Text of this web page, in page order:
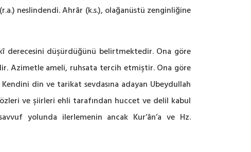
neslindendi. Ahrâr (k.s.), olağanüstü zenginliğine
derecesini düşürdüğünü belirtmektedir. Ona göre
Azimetle ameli, ruhsata tercih etmiştir. Ona göre
din ve tarikat sevdasına adayan Ubeydullah
ve şiirleri ehli tarafından huccet ve delil kabul
yolunda ilerlemenin ancak Kur’ân’a ve Hz.